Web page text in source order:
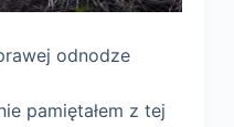
odnodze
pamiętałem z tej